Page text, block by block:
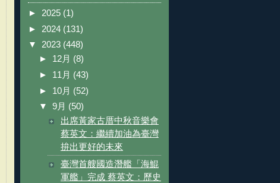
► 2025 (1)
► 2024 (131)
▼ 2023 (448)
► 12月 (8)
► 11月 (43)
► 10月 (52)
▼ 9月 (50)
出席黃家古厝中秋音樂會
蔡英文：繼續加油為臺灣
拚出更好的未來
臺灣首艘國造潛艦「海鯤
軍艦」完成 蔡英文：歷史